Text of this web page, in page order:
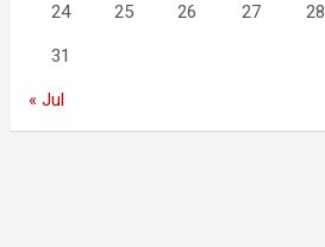
24 25 26 27 28
31
« Jul